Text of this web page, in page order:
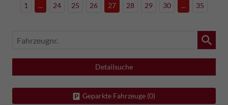
1 ... 24 25 26 27 28 29 30 ... 35
Fahrzeugnr.
Detailsuche
Geparkte Fahrzeuge (0)